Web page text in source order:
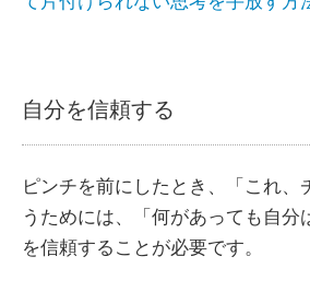
自分を信頼する
ピンチを前にしたとき、「これ、
うためには、「何があっても自分
を信頼することが必要です。